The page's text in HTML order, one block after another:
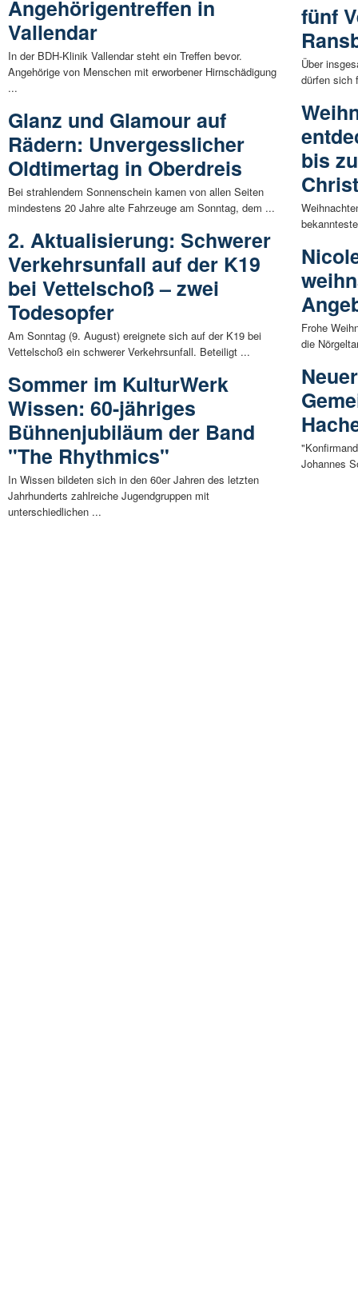
Angehörigentreffen in
Vallendar
In der BDH-Klinik Vallendar steht ein Treffen bevor.
Angehörige von Menschen mit erworbener Hirnschädigung
...
Glanz und Glamour auf
Rädern: Unvergesslicher
Oldtimertag in Oberdreis
Bei strahlendem Sonnenschein kamen von allen Seiten
mindestens 20 Jahre alte Fahrzeuge am Sonntag, dem ...
2. Aktualisierung: Schwerer
Verkehrsunfall auf der K19
bei Vettelschoß – zwei
Todesopfer
Am Sonntag (9. August) ereignete sich auf der K19 bei
Vettelschoß ein schwerer Verkehrsunfall. Beteiligt ...
Sommer im KulturWerk
Wissen: 60-jähriges
Bühnenjubiläum der Band
"The Rhythmics"
In Wissen bildeten sich in den 60er Jahren des letzten
Jahrhunderts zahlreiche Jugendgruppen mit
unterschiedlichen ...
fünf
Über
dürfen sich
bis
Frohe
die
Johannes